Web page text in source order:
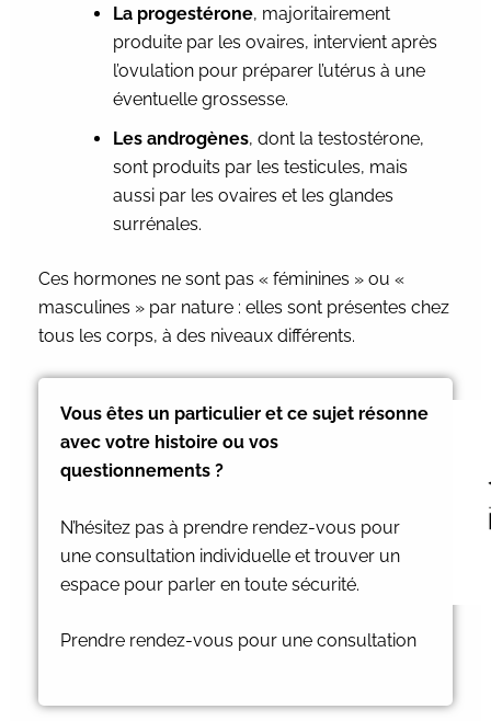
La progestérone, majoritairement
produite par les ovaires, intervient après
l’ovulation pour préparer l’utérus à une
éventuelle grossesse.
Les androgènes, dont la testostérone,
sont produits par les testicules, mais
aussi par les ovaires et les glandes
surrénales.
Ces hormones ne sont pas « féminines » ou «
masculines » par nature : elles sont présentes chez
tous les corps, à des niveaux différents.
Vous êtes un particulier et ce sujet résonne
avec votre histoire ou vos
questionnements ?
N’hésitez pas à prendre rendez-vous pour
une consultation individuelle et trouver un
espace pour parler en toute sécurité.
Prendre rendez-vous pour une consultation